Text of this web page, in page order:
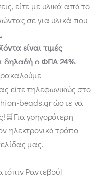
είτε με υλικά από το
σε για υλικά που
είναι τιμές
δηλαδή ο ΦΠΑ 24%.
είτε τηλεφωνικώς στο
beads.gr ώστε να
γρηγορότερη
ηλεκτρονικό τρόπο
μας.
Ραντεβού]